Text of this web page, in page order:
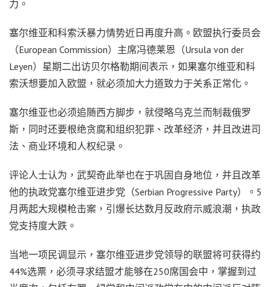
力。
塞尔维亚和科索沃暴力情势近日再度升高。欧盟执行委员会
（European Commission）主席冯德莱恩（Ursula von der
Leyen）星期二出访贝尔格勒期间表示，如果塞尔维亚和科
索沃想要加入欧盟，就必须加大力道致力于关系正常化。
塞尔维亚也必须追随西方脚步，就侵略乌克兰而制裁俄罗
斯，同时还要根绝贪腐和组织犯罪、改革经济，并且改进司
法、商业环境和人权纪录。
评论人士认为，武契奇此举也在于巩固自身地位，并且改革
他的执政党塞尔维亚进步党（Serbian Progressive Party）。5
月两起大规模枪击案，引爆长达数月反政府示威浪潮，执政
党支持度大跌。
当地一项民调显示，塞尔维亚进步党领导的联盟将可获得约
44%选票，必须寻求结盟才能够在250席国会中，掌握到过